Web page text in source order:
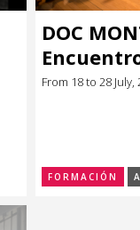
DOC
de las
From 18 to 28 July,
FORMACIÓN